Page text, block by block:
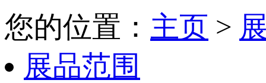
您的位置： 主页 >
展品范围